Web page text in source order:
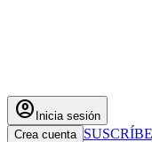
account_circle Inicia sesión
Crea cuenta